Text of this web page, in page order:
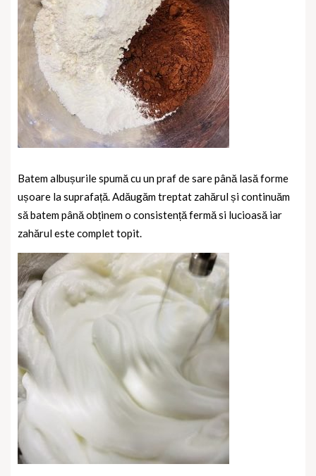
Batem albușurile spumă cu un praf de sare până lasă forme
ușoare la suprafață. Adăugăm treptat zahărul și continuăm
să batem până obținem o consistență fermă si lucioasă iar
zahărul este complet topit.